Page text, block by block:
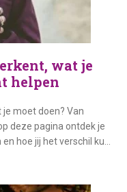
wat je
helpen
moet doen? Van
deze pagina ontdek je
hoe jij het verschil kunt